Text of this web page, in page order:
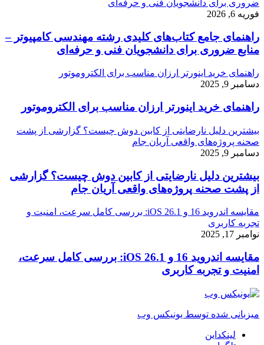
ضروری برای دانشجویان فنی و حرفه‌ای
فوریه 6, 2026
راهنمای جامع کتاب‌های کلیدی رشته مهندسی کامپیوتر –
منابع ضروری برای دانشجویان فنی و حرفه‌ای
راهنمای خرید اینورتر ارزان مناسب برای الکتروموتور
دسامبر 9, 2025
راهنمای خرید اینورتر ارزان مناسب برای الکتروموتور
بیشترین دلیل نارضایتی از کابین دوش چیست؟ گزارشی از پشت
صحنه پروژه‌های واقعی آریان جام
دسامبر 9, 2025
بیشترین دلیل نارضایتی از کابین دوش چیست؟ گزارشی
از پشت صحنه پروژه‌های واقعی آریان جام
مقایسه اندروید 16 و iOS 26.1: بررسی کامل سرعت، امنیت و
تجربه کاربری
نوامبر 17, 2025
مقایسه اندروید 16 و iOS 26.1: بررسی کامل سرعت،
امنیت و تجربه کاربری
میزبانی شده توسط یونیکس وب
لینکداین